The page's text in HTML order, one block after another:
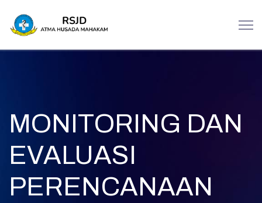
MONITORING DAN
EVALUASI
PERENCANAAN